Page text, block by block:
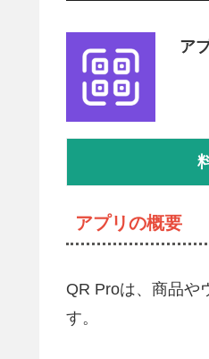
ア
アプリの概要
QR Proは、商品や
す。